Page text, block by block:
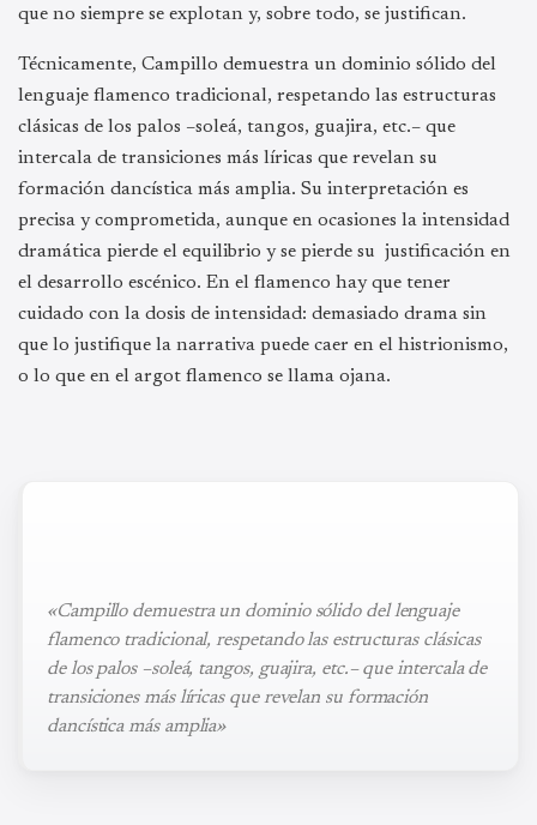
que no siempre se explotan y, sobre todo, se justifican.
Técnicamente, Campillo demuestra un dominio sólido del
lenguaje flamenco tradicional, respetando las estructuras
clásicas de los palos –soleá, tangos, guajira, etc.– que
intercala de transiciones más líricas que revelan su
formación dancística más amplia. Su interpretación es
precisa y comprometida, aunque en ocasiones la intensidad
dramática pierde el equilibrio y se pierde su justificación en
el desarrollo escénico. En el flamenco hay que tener
cuidado con la dosis de intensidad: demasiado drama sin
que lo justifique la narrativa puede caer en el histrionismo,
o lo que en el argot flamenco se llama ojana.
«Campillo demuestra un dominio sólido del lenguaje
flamenco tradicional, respetando las estructuras clásicas
de los palos –soleá, tangos, guajira, etc.– que intercala de
transiciones más líricas que revelan su formación
dancística más amplia»